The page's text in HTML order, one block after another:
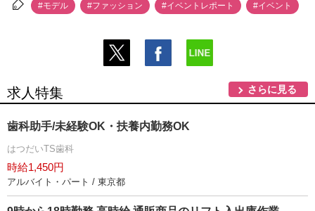
#モデル #ファッション #イベントレポート #イベント
求人特集 さらに見る
歯科助手/未経験OK・扶養内勤務OK
はつだいTS歯科
時給1,450円
アルバイト・パート / 東京都